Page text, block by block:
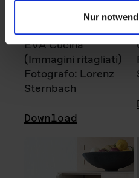
Nur
EVA Cucina
(Immagini ritagliati)
Fotografo: Lorenz
Sternbach
Download